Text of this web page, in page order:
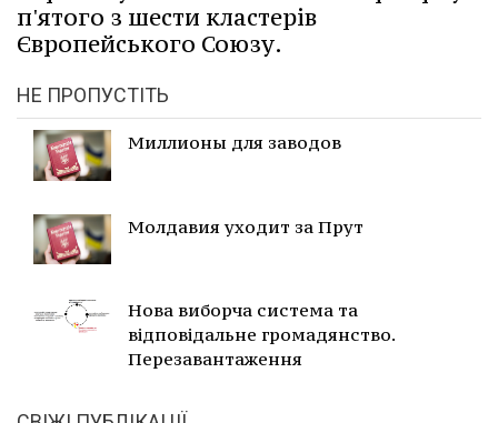
п'ятого з шести кластерів
Європейського Союзу.
НЕ ПРОПУСТІТЬ
Миллионы для заводов
Молдавия уходит за Прут
Нова виборча система та
відповідальне громадянство.
Перезавантаження